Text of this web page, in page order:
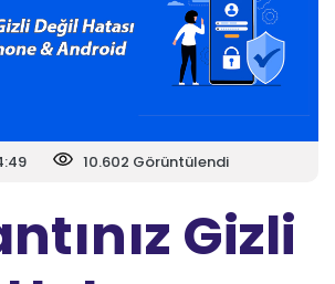
10.602 Görüntülendi
Gizli